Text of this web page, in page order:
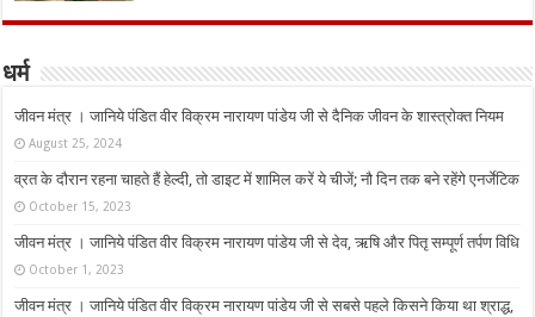
धर्म
जीवन मंत्र । जानिये पंडित वीर विक्रम नारायण पांडेय जी से दैनिक जीवन के शास्त्रोक्त नियम
August 25, 2024
व्रत के दौरान रहना चाहते हैं हेल्दी, तो डाइट में शामिल करें ये चीजें; नौ दिन तक बने रहेंगे एनर्जेटिक
October 15, 2023
जीवन मंत्र । जानिये पंडित वीर विक्रम नारायण पांडेय जी से देव, ऋषि और पितृ सम्पूर्ण तर्पण विधि
October 1, 2023
जीवन मंत्र । जानिये पंडित वीर विक्रम नारायण पांडेय जी से सबसे पहले किसने किया था श्राद्ध,